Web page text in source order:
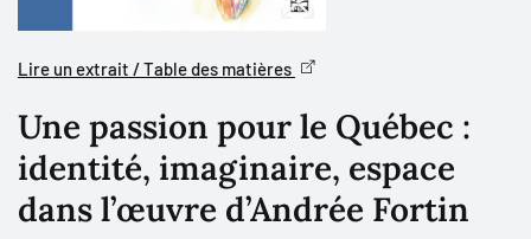
Lire un extrait / Table des matières
Une passion pour le Québec :
identité, imaginaire, espace
dans l’œuvre d’Andrée Fortin